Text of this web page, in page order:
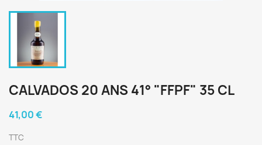
CALVADOS 20 ANS 41° "FFPF" 35 CL
41,00 €
TTC